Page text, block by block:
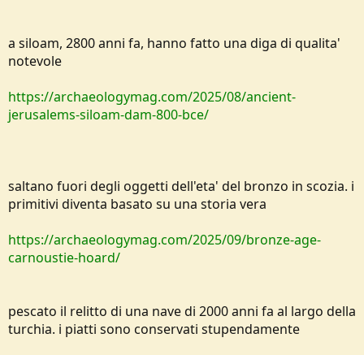
a siloam, 2800 anni fa, hanno fatto una diga di qualita'
notevole
https://archaeologymag.com/2025/08/ancient-
jerusalems-siloam-dam-800-bce/
saltano fuori degli oggetti dell'eta' del bronzo in scozia. i
primitivi diventa basato su una storia vera
https://archaeologymag.com/2025/09/bronze-age-
carnoustie-hoard/
pescato il relitto di una nave di 2000 anni fa al largo della
turchia. i piatti sono conservati stupendamente